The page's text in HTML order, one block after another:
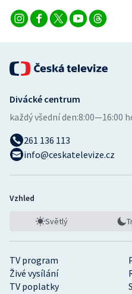
Sportovní střelba
Triatlon
Veslování
Vodní slalom
Volejbal
Ostatní
TV program
Živé vysílání
TV poplatky
Divácké centrum
každý všední den:8:00—16:00
261 136 113
info@ceskatelevize.cz
Vzhled
Světlý